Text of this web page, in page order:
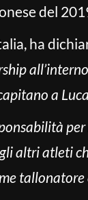
del
ha
a
altri atleti
tallonatore